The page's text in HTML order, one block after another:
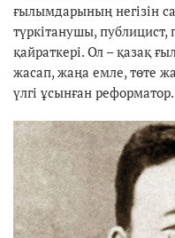
ғылымдарының негізін
түркітанушы,
қайраткері. Ол – қазақ
жасап, жаңа емле, төте
үлгі ұсынған реформатор.